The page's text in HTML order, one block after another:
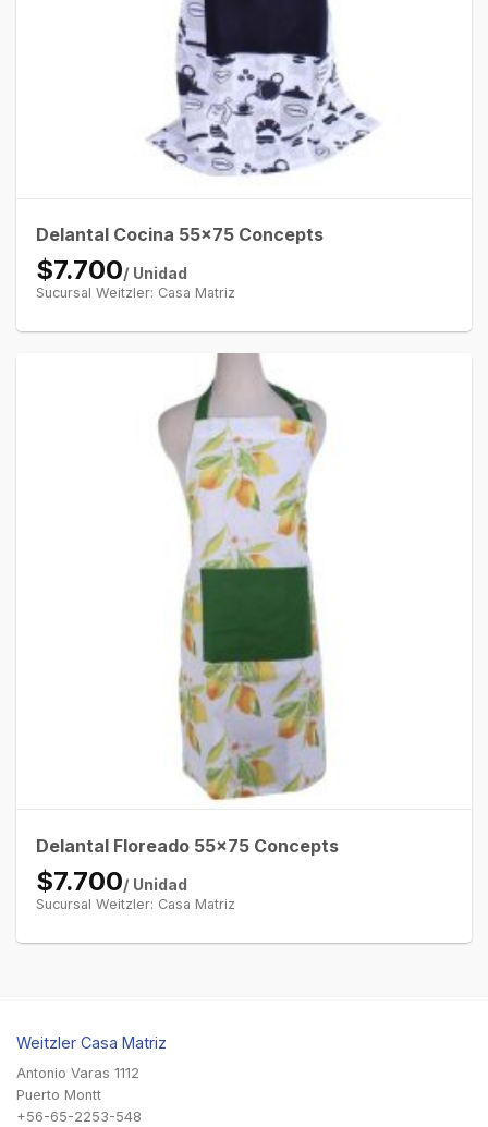
Delantal Cocina 55×75 Concepts
$7.700/ Unidad
Sucursal Weitzler: Casa Matriz
Delantal Floreado 55×75 Concepts
$7.700/ Unidad
Sucursal Weitzler: Casa Matriz
Weitzler Casa Matriz
Antonio Varas 1112
Puerto Montt
+56-65-2253-548